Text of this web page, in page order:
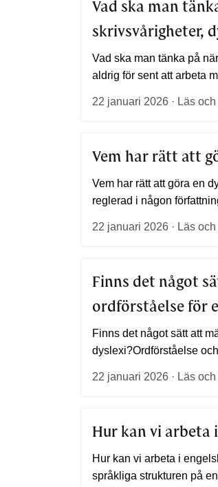
Vad ska man
skrivsvårigheter,
Vad ska man tänka på
aldrig för sent att arbeta
22 januari 2026 · Läs
Vem har rätt att
Vem har rätt att göra en
reglerad i någon
22 januari 2026 · Läs
Finns det något
ordförståelse för
Finns det något sätt att
dyslexi?Ordförståelse
22 januari 2026 · Läs
Hur kan vi arbeta
Hur kan vi arbeta i
språkliga strukturen på